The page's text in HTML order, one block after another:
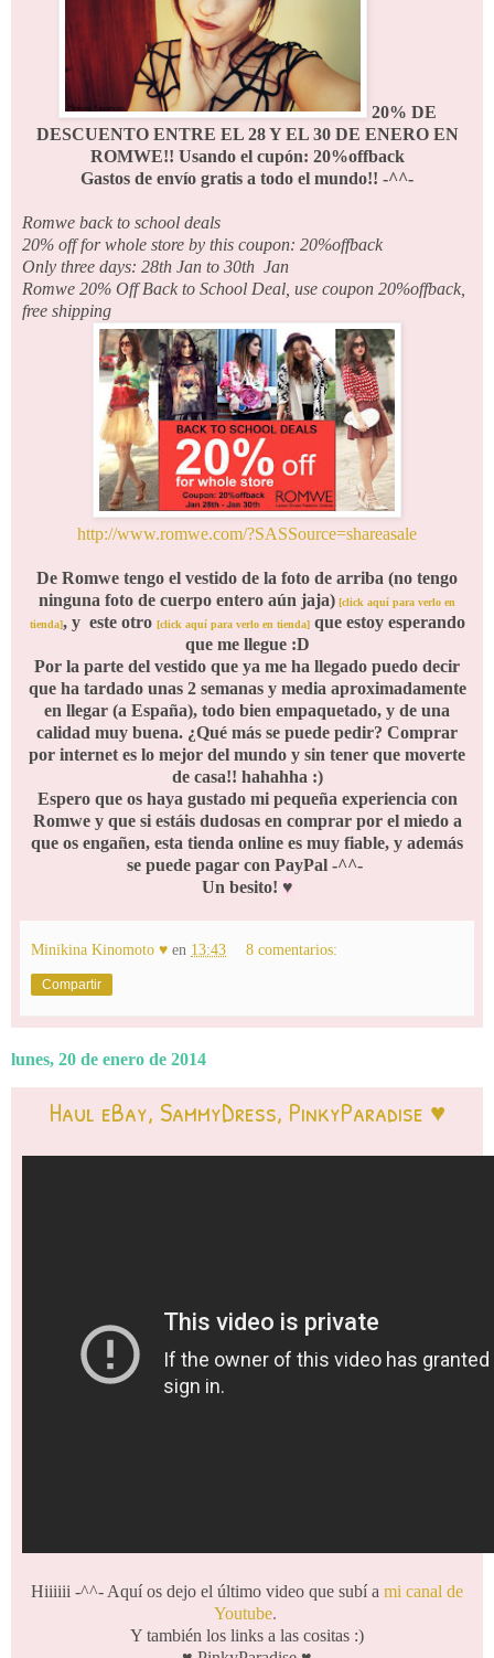
20% DE
DESCUENTO ENTRE EL 28 Y EL 30 DE ENERO EN
ROMWE!! Usando el cupón: 20%offback
Gastos de envío gratis a todo el mundo!! -^^-
Romwe back to school deals
20% off for whole store by this coupon: 20%offback
Only three days: 28th Jan to 30th Jan
Romwe 20% Off Back to School Deal, use coupon 20%offback,
free shipping
http://www.romwe.com/?SASSource=shareasale
De Romwe tengo el vestido de la foto de arriba (no tengo
ninguna foto de cuerpo entero aún jaja) [click aquí para verlo en
tienda], y este otro [click aquí para verlo en tienda]que estoy esperando
que me llegue :D
Por la parte del vestido que ya me ha llegado puedo decir
que ha tardado unas 2 semanas y media aproximadamente
en llegar (a España), todo bien empaquetado, y de una
calidad muy buena. ¿Qué más se puede pedir? Comprar
por internet es lo mejor del mundo y sin tener que moverte
de casa!! hahahha :)
Espero que os haya gustado mi pequeña experiencia con
Romwe y que si estáis dudosas en comprar por el miedo a
que os engañen, esta tienda online es muy fiable, y además
se puede pagar con PayPal -^^-
Un besito! ♥
Minikina Kinomoto ♥ en 13:43 8 comentarios:
Compartir
lunes, 20 de enero de 2014
Haul eBay, SammyDress, PinkyParadise ♥
Hiiiiii -^^- Aquí os dejo el último video que subí a mi canal de
Youtube.
Y también los links a las cositas :)